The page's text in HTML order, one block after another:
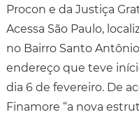
Procon e da Justiça
Acessa São Paulo,
no Bairro Santo
endereço que teve
dia 6 de fevereiro. De
Finamore “a nova